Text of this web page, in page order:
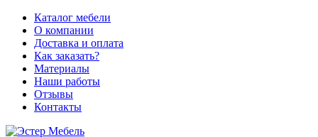
Каталог мебели
О компании
Доставка и оплата
Как заказать?
Материалы
Наши работы
Отзывы
Контакты